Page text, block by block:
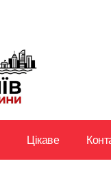
Цікаве